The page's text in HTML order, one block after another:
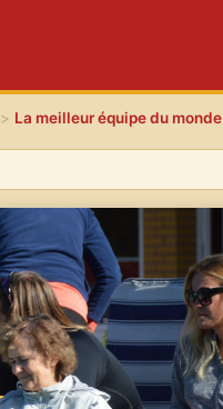
> La meilleur équipe du monde